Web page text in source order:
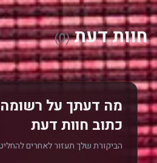
מור, Luther
Ford, דאסטין
דמרי-ברנס
חוות דעת(0)
מה דעתך על רשומה
כתוב חוות דעת
הביקורת שלך תעזור לאחרים